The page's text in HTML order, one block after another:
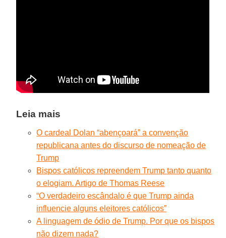
Leia mais
O cardeal Dolan “abençoará” a convenção
republicana antes do discurso de nomeação de
Trump
Bispos católicos repreendem Trump tanto quanto
o elogiam. Artigo de Thomas Reese
“O verdadeiro escândalo é que Trump ainda
influencie alguns eleitores católicos”
A linguagem de ódio de Trump. Por que os bispos
não dizem nada?